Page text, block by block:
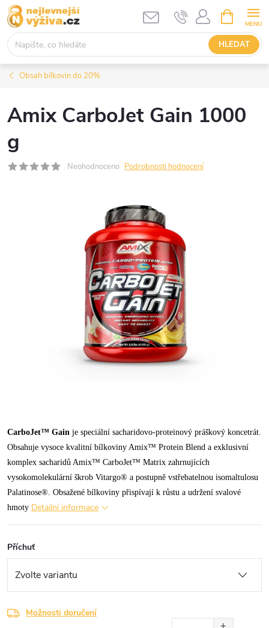
Přejít
na
obsah
HLEDAT
NÁKUPNÍ
KOŠÍK
Obsah bílkovin do 20%
Amix CarboJet Gain 1000
g
Neohodnoceno Podrobnosti hodnocení
CarboJet™ Gain je speciální sacharidovo-proteinový práškový koncetrát.
Obsahuje vysoce kvalitní bílkoviny Amix™ Protein Blend a exklusivní
komplex sacharidů Amix™ CarboJet™ Matrix zahrnujících
vysokomolekulární škrob Vitargo® a postupně vstřebatelnou isomaltulosu
Palatinose®. Obsažené bílkoviny přispívají k růstu a udržení svalové
hmoty Detailní informace
Příchuť
Možnosti doručení